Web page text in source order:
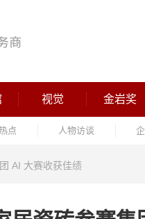
视觉 金岩奖
点 人物访谈
AI 大赛收获佳绩